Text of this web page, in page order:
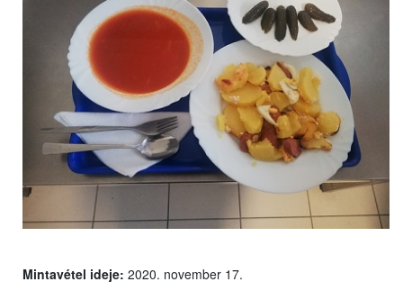
Mintavétel ideje: 2020. november 17.